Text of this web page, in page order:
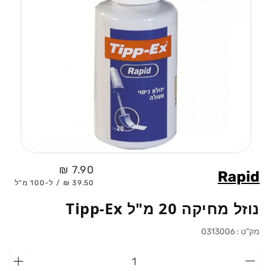
Rapid
מחיר
רגיל
7.90 ₪
39.50 ₪ / ל-100 מ"ל
נוזל מחיקה 20 מ"ל Tipp-Ex
מק"ט : 0313006